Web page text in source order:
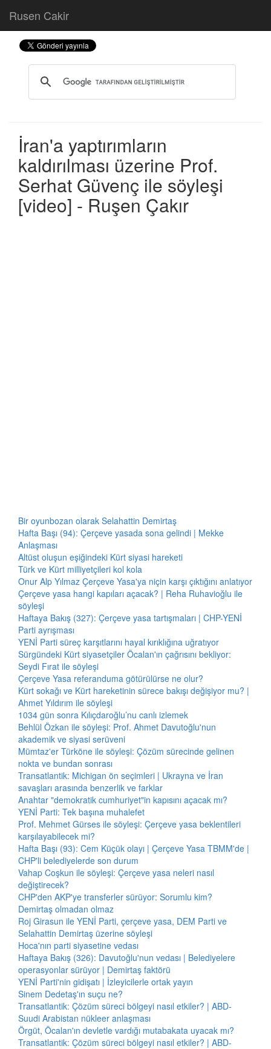
Rusen Cakir
İran'a yaptırımların
kaldırılması üzerine Prof.
Serhat Güvenç ile söyleşi
[video] - Ruşen Çakır
Bir oyunbozan olarak Selahattin Demirtaş
Hafta Başı (94): Çerçeve yasada sona gelindi | Mekke
Anlaşması
Altüst oluşun eşiğindeki Kürt siyasi hareketi
Türk ve Kürt milliyetçileri kol kola
Onur Alp Yılmaz Çerçeve Yasa'ya niçin karşı çıktığını anlatıyor
Çerçeve yasa hangi kapıları açacak? | Reha Ruhavioğlu ile
söyleşi
Haftaya Bakış (327): Çerçeve yasa tartışmaları | CHP-YENİ
Parti ayrışması
YENİ Parti süreç karşıtlarını hayal kırıklığına uğratıyor
Sürgündeki Kürt siyasetçiler Öcalan'ın çağrısını bekliyor:
Seydi Fırat ile söyleşi
Çerçeve Yasa referanduma götürülürse ne olur?
Kürt sokağı ve Kürt hareketinin sürece bakışı değişiyor mu? |
Ahmet Yıldırım ile söyleşi
1034 gün sonra Kılıçdaroğlu’nu canlı izlemek
Behlül Özkan ile söyleşi: Prof. Ahmet Davutoğlu'nun
akademik ve siyasi serüveni
Mümtaz'er Türköne ile söyleşi: Çözüm sürecinde gelinen
nokta ve bundan sonrası
Transatlantik: Michigan ön seçimleri | Ukrayna ve İran
savaşları arasında benzerlik ve farklar
Anahtar "demokratik cumhuriyet"in kapısını açacak mı?
YENİ Parti: Tek başına muhalefet
Prof. Mehmet Gürses ile söyleşi: Çerçeve yasa beklentileri
karşılayabilecek mi?
Hafta Başı (93): Cem Küçük olayı | Çerçeve Yasa TBMM'de |
CHP'li belediyelerde son durum
Vahap Coşkun ile söyleşi: Çerçeve yasa neleri nasıl
değiştirecek?
CHP'den AKP'ye transferler sürüyor: Sorumlu kim?
Demirtaş olmadan olmaz
Roj Girasun ile YENİ Parti, çerçeve yasa, DEM Parti ve
Selahattin Demirtaş üzerine söyleşi
Hoca'nın parti siyasetine vedası
Haftaya Bakış (326): Davutoğlu'nun vedası | Belediyelere
operasyonlar sürüyor | Demirtaş faktörü
YENİ Parti'nin gidişatı | İzleyicilerle ortak yayın
Sinem Dedetaş'ın suçu ne?
Transatlantik: Çözüm süreci bölgeyi nasıl etkiler? | ABD-
Suudi Arabistan nükleer anlaşması
Örgüt, Öcalan'ın devletle vardığı mutabakata uyacak mı?
Transatlantik: Çözüm süreci bölgeyi nasıl etkiler? | ABD-